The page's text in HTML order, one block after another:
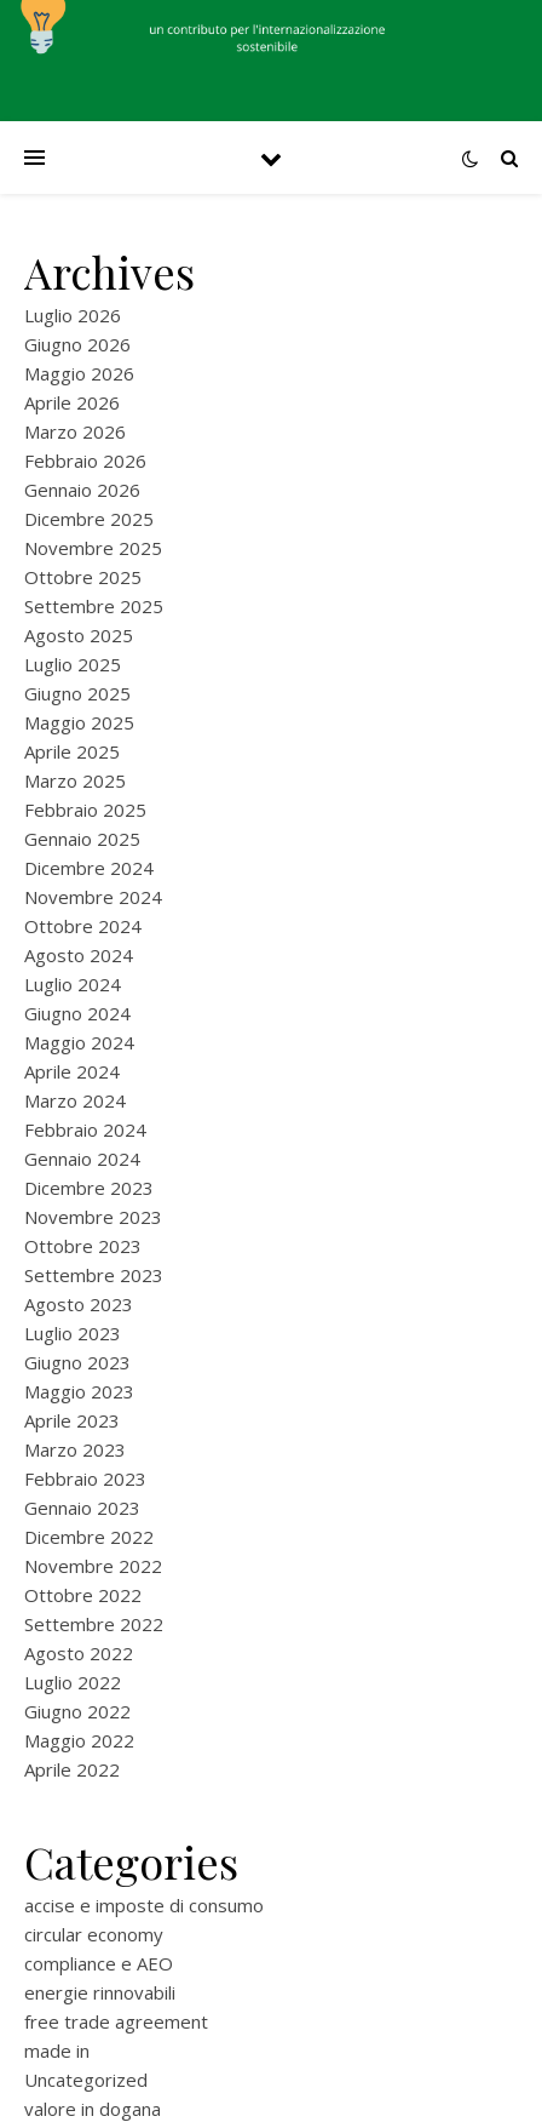
Archives
Luglio 2026
Giugno 2026
Maggio 2026
Aprile 2026
Marzo 2026
Febbraio 2026
Gennaio 2026
Dicembre 2025
Novembre 2025
Ottobre 2025
Settembre 2025
Agosto 2025
Luglio 2025
Giugno 2025
Maggio 2025
Aprile 2025
Marzo 2025
Febbraio 2025
Gennaio 2025
Dicembre 2024
Novembre 2024
Ottobre 2024
Agosto 2024
Luglio 2024
Giugno 2024
Maggio 2024
Aprile 2024
Marzo 2024
Febbraio 2024
Gennaio 2024
Dicembre 2023
Novembre 2023
Ottobre 2023
Settembre 2023
Agosto 2023
Luglio 2023
Giugno 2023
Maggio 2023
Aprile 2023
Marzo 2023
Febbraio 2023
Gennaio 2023
Dicembre 2022
Novembre 2022
Ottobre 2022
Settembre 2022
Agosto 2022
Luglio 2022
Giugno 2022
Maggio 2022
Aprile 2022
Categories
accise e imposte di consumo
circular economy
compliance e AEO
energie rinnovabili
free trade agreement
made in
Uncategorized
valore in dogana